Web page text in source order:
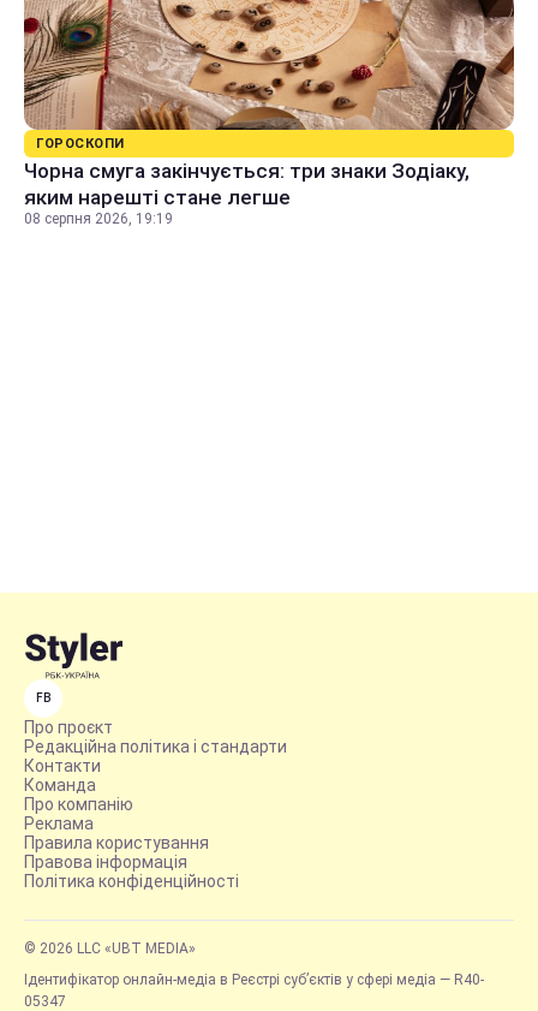
ГОРОСКОПИ
Чорна смуга закінчується: три знаки Зодіаку,
яким нарешті стане легше
08 серпня 2026, 19:19
FB
Про проєкт
Редакційна політика і стандарти
Контакти
Команда
Про компанію
Реклама
Правила користування
Правова інформація
Політика конфіденційності
© 2026 LLC «UBT MEDIA»
Ідентифікатор онлайн-медіа в Реєстрі суб’єктів у сфері медіа — R40-
05347